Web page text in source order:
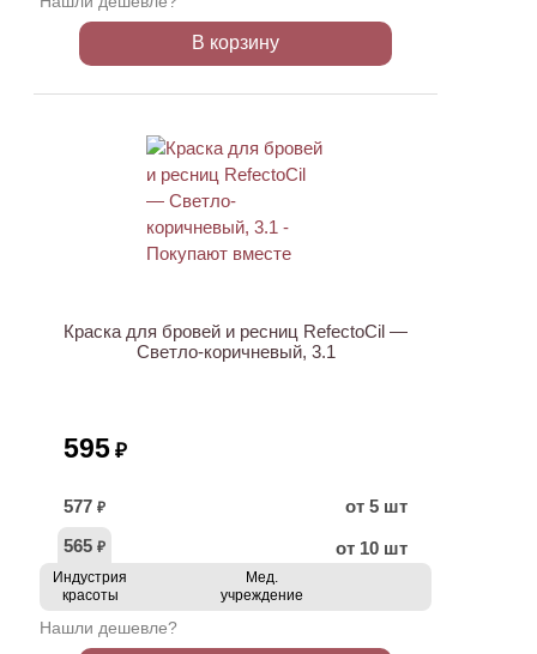
В корзину
Краска для бровей и ресниц RefectoCil —
Светло-коричневый, 3.1
595 ₽
577 ₽
от 5 шт
565 ₽ от 10 шт
Индустрия
красоты
Мед.
учреждение
Нашли дешевле?